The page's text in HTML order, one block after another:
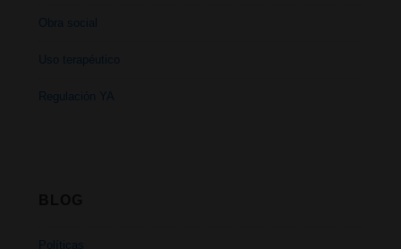
Obra social
Uso terapéutico
Regulación YA
Políticas